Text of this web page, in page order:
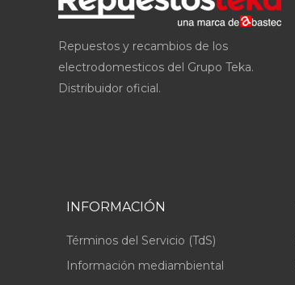
Repuestos y recambios de los
electrodomesticos del Grupo Teka.
Distribuidor oficial.
INFORMACIÓN
Términos del Servicio (TdS)
Información mediambiental